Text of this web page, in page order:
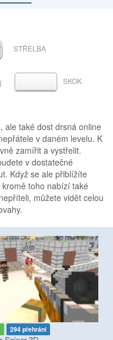
STŘELBA
MEZERNÍKSKOK
ale také dost drsná online
v daném levelu. K
zamířit a vystřelit.
v dostatečné
Když se ale přiblížíte
toho nabízí také
můžete vidět celou
294 přehrání